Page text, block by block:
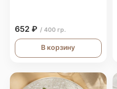
652 ₽ / 400 гр.
В корзину